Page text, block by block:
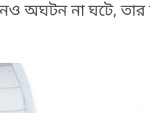
অঘটন না ঘটে,